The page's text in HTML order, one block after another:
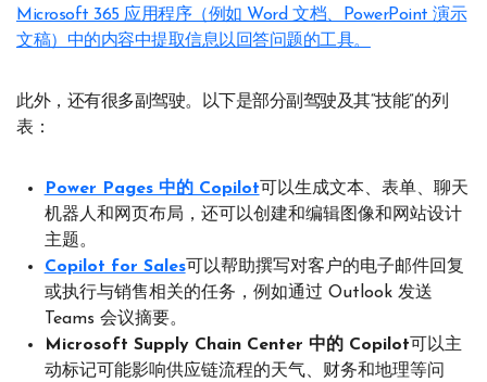
Microsoft 365 应用程序（例如 Word 文档、PowerPoint 演示
文稿）中的内容中提取信息以回答问题的工具。
此外，还有很多副驾驶。以下是部分副驾驶及其“技能”的列
表：
Power Pages 中的 Copilot可以生成文本、表单、聊天
机器人和网页布局，还可以创建和编辑图像和网站设计
主题。
Copilot for Sales可以帮助撰写对客户的电子邮件回复
或执行与销售相关的任务，例如通过 Outlook 发送
Teams 会议摘要。
Microsoft Supply Chain Center 中的 Copilot可以主
动标记可能影响供应链流程的天气、财务和地理等问